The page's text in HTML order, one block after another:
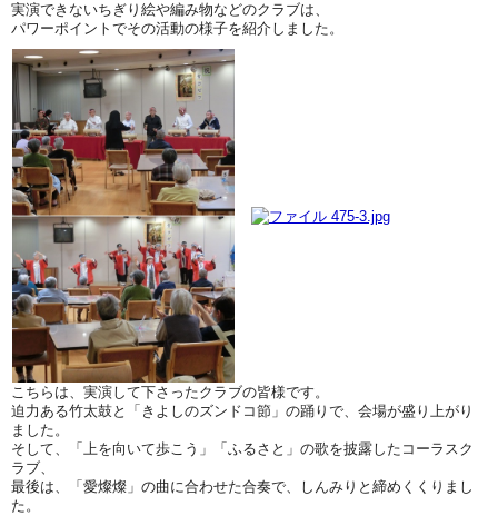
実演できないちぎり絵や編み物などのクラブは、
パワーポイントでその活動の様子を紹介しました。
こちらは、実演して下さったクラブの皆様です。
迫力ある竹太鼓と「きよしのズンドコ節」の踊りで、会場が盛り上がり
ました。
そして、「上を向いて歩こう」「ふるさと」の歌を披露したコーラスク
ラブ、
最後は、「愛燦燦」の曲に合わせた合奏で、しんみりと締めくくりまし
た。